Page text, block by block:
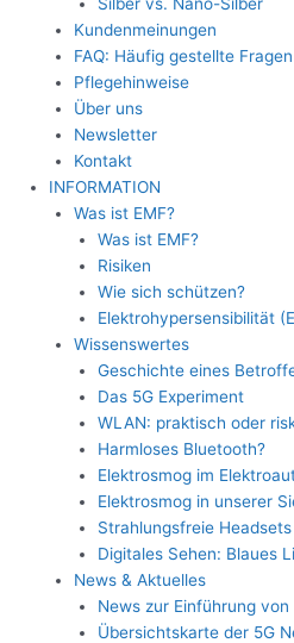
Kundenmeinungen
FAQ: Häufig gestellte Fragen
Pflegehinweise
Über uns
Newsletter
Kontakt
INFORMATION
Was ist EMF?
Was ist EMF?
Risiken
Wie sich schützen?
Elektrohypersensibilität
Wissenswertes
Geschichte eines
Das 5G Experiment
WLAN: praktisch oder
Harmloses Bluetooth?
Elektrosmog im
Elektrosmog in unserer
Strahlungsfreie Headsets
Digitales Sehen: Blaues
News & Aktuelles
News zur Einführung von
Übersichtskarte der 5G